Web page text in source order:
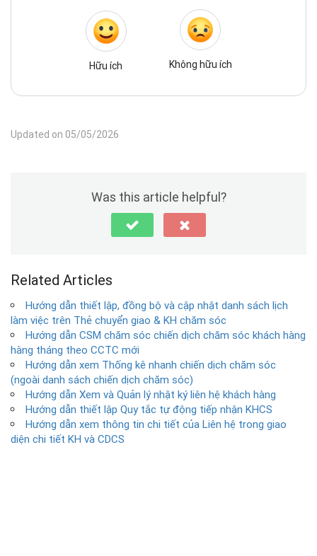
Hữu ích Không hữu ích
Updated on 05/05/2026
Was this article helpful?
Related Articles
Hướng dẫn thiết lập, đồng bộ và cập nhật danh sách lịch
làm việc trên Thẻ chuyển giao & KH chăm sóc
Hướng dẫn CSM chăm sóc chiến dịch chăm sóc khách hàng
hàng tháng theo CCTC mới
Hướng dẫn xem Thống kê nhanh chiến dịch chăm sóc
(ngoài danh sách chiến dịch chăm sóc)
Hướng dẫn Xem và Quản lý nhật ký liên hệ khách hàng
Hướng dẫn thiết lập Quy tắc tự động tiếp nhận KHCS
Hướng dẫn xem thông tin chi tiết của Liên hệ trong giao
diện chi tiết KH và CDCS